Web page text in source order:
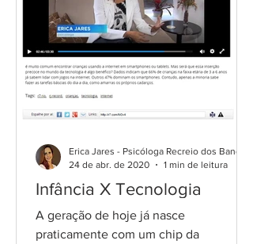
Infância X Tecnologia
A geração de hoje já nasce
praticamente com um chip da
24 de abr. de 2020
1 min de leitura